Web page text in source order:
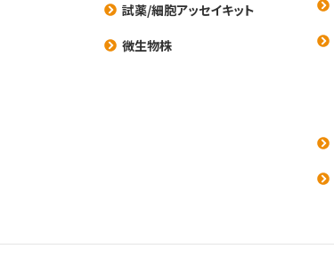
試薬/細胞アッセイキット
微生物株